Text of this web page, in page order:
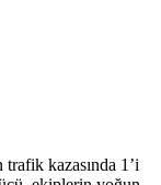
kazasında 1’i